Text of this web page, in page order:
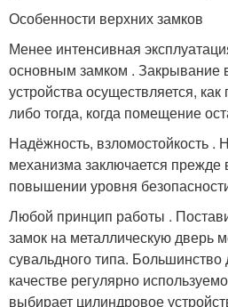
Особенности верхних замков
Менее интенсивная
основным замком . Закрывание
устройства осуществляется,
либо тогда, когда помещение
Надёжность, взломостойкость .
механизма заключается прежде
повышении уровня
Любой принцип работы .
замок на металлическую дверь
сувальдного типа.
качестве регулярно
выбирает цилиндровое